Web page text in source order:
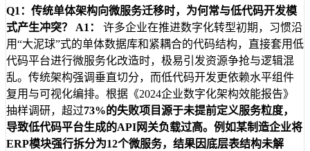
Q1：传统单体架构向微服务迁移时，为何常与低代码开发模
式产生冲突？
A1：
许多企业在推进数字化转型初期，习惯沿
用“大泥球”式的单体数据库和紧耦合的代码结构，直接套用低
代码平台进行微服务化改造时，极易引发资源争抢与逻辑混
乱。传统架构强调垂直切分，而低代码开发更依赖水平组件
复用与可视化编排。根据《2024企业数字化架构效能报告》
抽样调研，超过73%的失败项目源于未提前定义服务粒度，
导致低代码平台生成的API网关负载过高。例如某制造企业将
ERP模块强行拆分为12个微服务，结果因底层表结构未解